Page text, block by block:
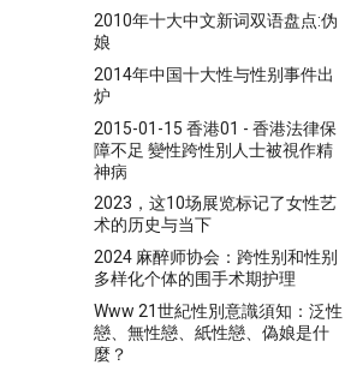
2010年十大中文新词双语盘点:伪
娘
2014年中国十大性与性别事件出
炉
2015-01-15 香港01 - 香港法律保
障不足 變性跨性別人士被視作精
神病
2023，这10场展览标记了女性艺
术的历史与当下
2024 麻醉师协会：跨性别和性别
多样化个体的围手术期护理
Www 21世紀性別意識須知：泛性
戀、無性戀、紙性戀、偽娘是什
麼？